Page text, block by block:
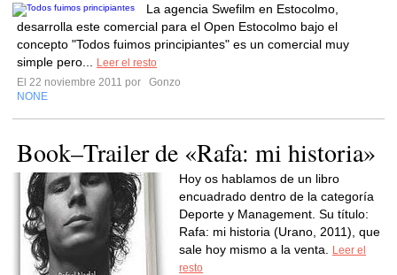
La agencia Swefilm en Estocolmo,
desarrolla este comercial para el Open Estocolmo bajo el
concepto "Todos fuimos principiantes" es un comercial muy
simple pero...
Leer el resto
El 22 noviembre 2011 por
Gonzo
NONE
Book–Trailer de «Rafa: mi historia»
Hoy os hablamos de un libro
encuadrado dentro de la categoría
Deporte y Management. Su título:
Rafa: mi historia (Urano, 2011), que
sale hoy mismo a la venta.
Leer el
resto